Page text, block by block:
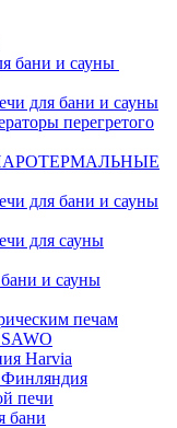
бани и сауны
для бани и сауны
перегретого
ПАРОТЕРМАЛЬНЫЕ
для бани и сауны
для сауны
и сауны
печам
Harvia
печи
бани